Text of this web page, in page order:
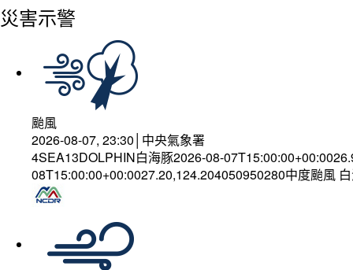
災害示警
颱風
2026-08-07, 23:30│中央氣象署
4SEA13DOLPHIN白海豚2026-08-
08T15:00:00+00:0027.20,124.204050950280中度颱風